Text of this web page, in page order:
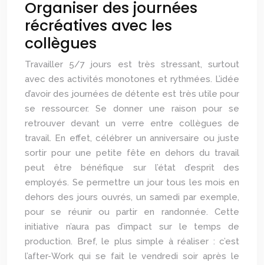
Organiser des journées
récréatives avec les
collègues
Travailler 5/7 jours est très stressant, surtout
avec des activités monotones et rythmées. L’idée
d’avoir des journées de détente est très utile pour
se ressourcer. Se donner une raison pour se
retrouver devant un verre entre collègues de
travail. En effet, célébrer un anniversaire ou juste
sortir pour une petite fête en dehors du travail
peut être bénéfique sur l’état d’esprit des
employés. Se permettre un jour tous les mois en
dehors des jours ouvrés, un samedi par exemple,
pour se réunir ou partir en randonnée. Cette
initiative n’aura pas d’impact sur le temps de
production. Bref, le plus simple à réaliser : c’est
l’after-Work qui se fait le vendredi soir après le